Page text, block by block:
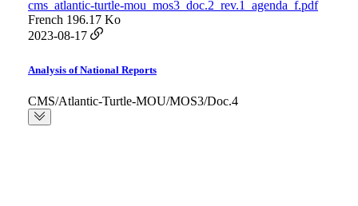
cms_atlantic-turtle-mou_mos3_doc.2_rev.1_agenda_f.pdf
French 196.17 Ko
2023-08-17
Analysis of National Reports
CMS/Atlantic-Turtle-MOU/MOS3/Doc.4